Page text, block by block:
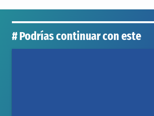
# Podrías continuar con este